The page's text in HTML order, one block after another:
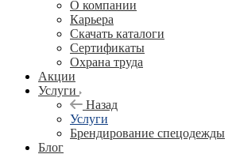
О компании
Карьера
Cкачать каталоги
Сертификаты
Охрана труда
Акции
Услуги
Назад
Услуги
Брендирование спецодежды
Блог